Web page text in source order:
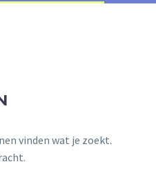
vinden wat je zoekt.